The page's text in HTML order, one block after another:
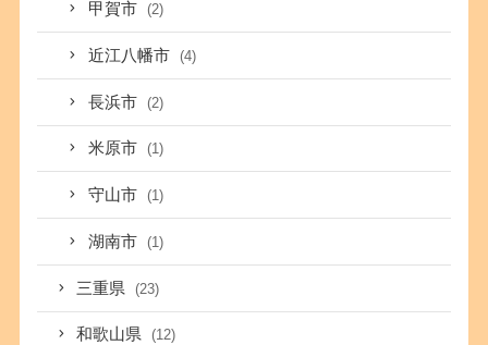
甲賀市 (2)
近江八幡市 (4)
長浜市 (2)
米原市 (1)
守山市 (1)
湖南市 (1)
三重県 (23)
和歌山県 (12)